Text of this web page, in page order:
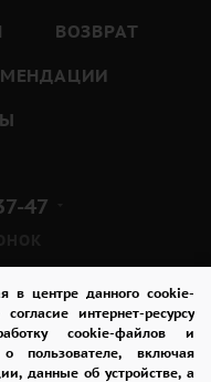
в центре данного cookie-
интернет-ресурсу
cookie-файлов и
пользователе, включая
данные об устройстве, а
ВОЗВРАТ
47
д. 23Б,